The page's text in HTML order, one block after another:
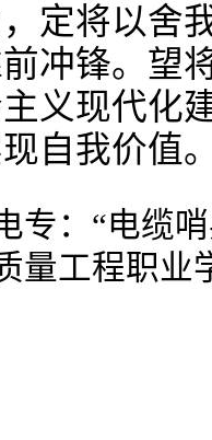
定将以舍
冲锋。望
义现代化
自我价值
专：“电缆
量工程职业